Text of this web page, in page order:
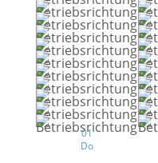
01
Do